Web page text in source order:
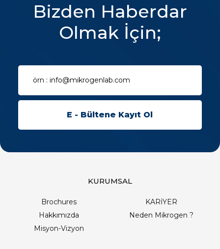
Bizden Haberdar
Olmak İçin;
KURUMSAL
Brochures
KARİYER
Hakkımızda
Neden Mikrogen ?
Misyon-Vizyon